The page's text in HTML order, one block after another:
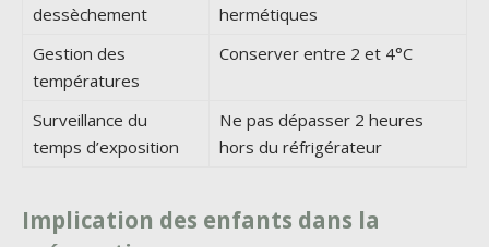
dessèchement
hermétiques
Gestion des
températures
Conserver entre 2 et 4°C
Surveillance du
temps d’exposition
Ne pas dépasser 2 heures
hors du réfrigérateur
Implication des enfants dans la